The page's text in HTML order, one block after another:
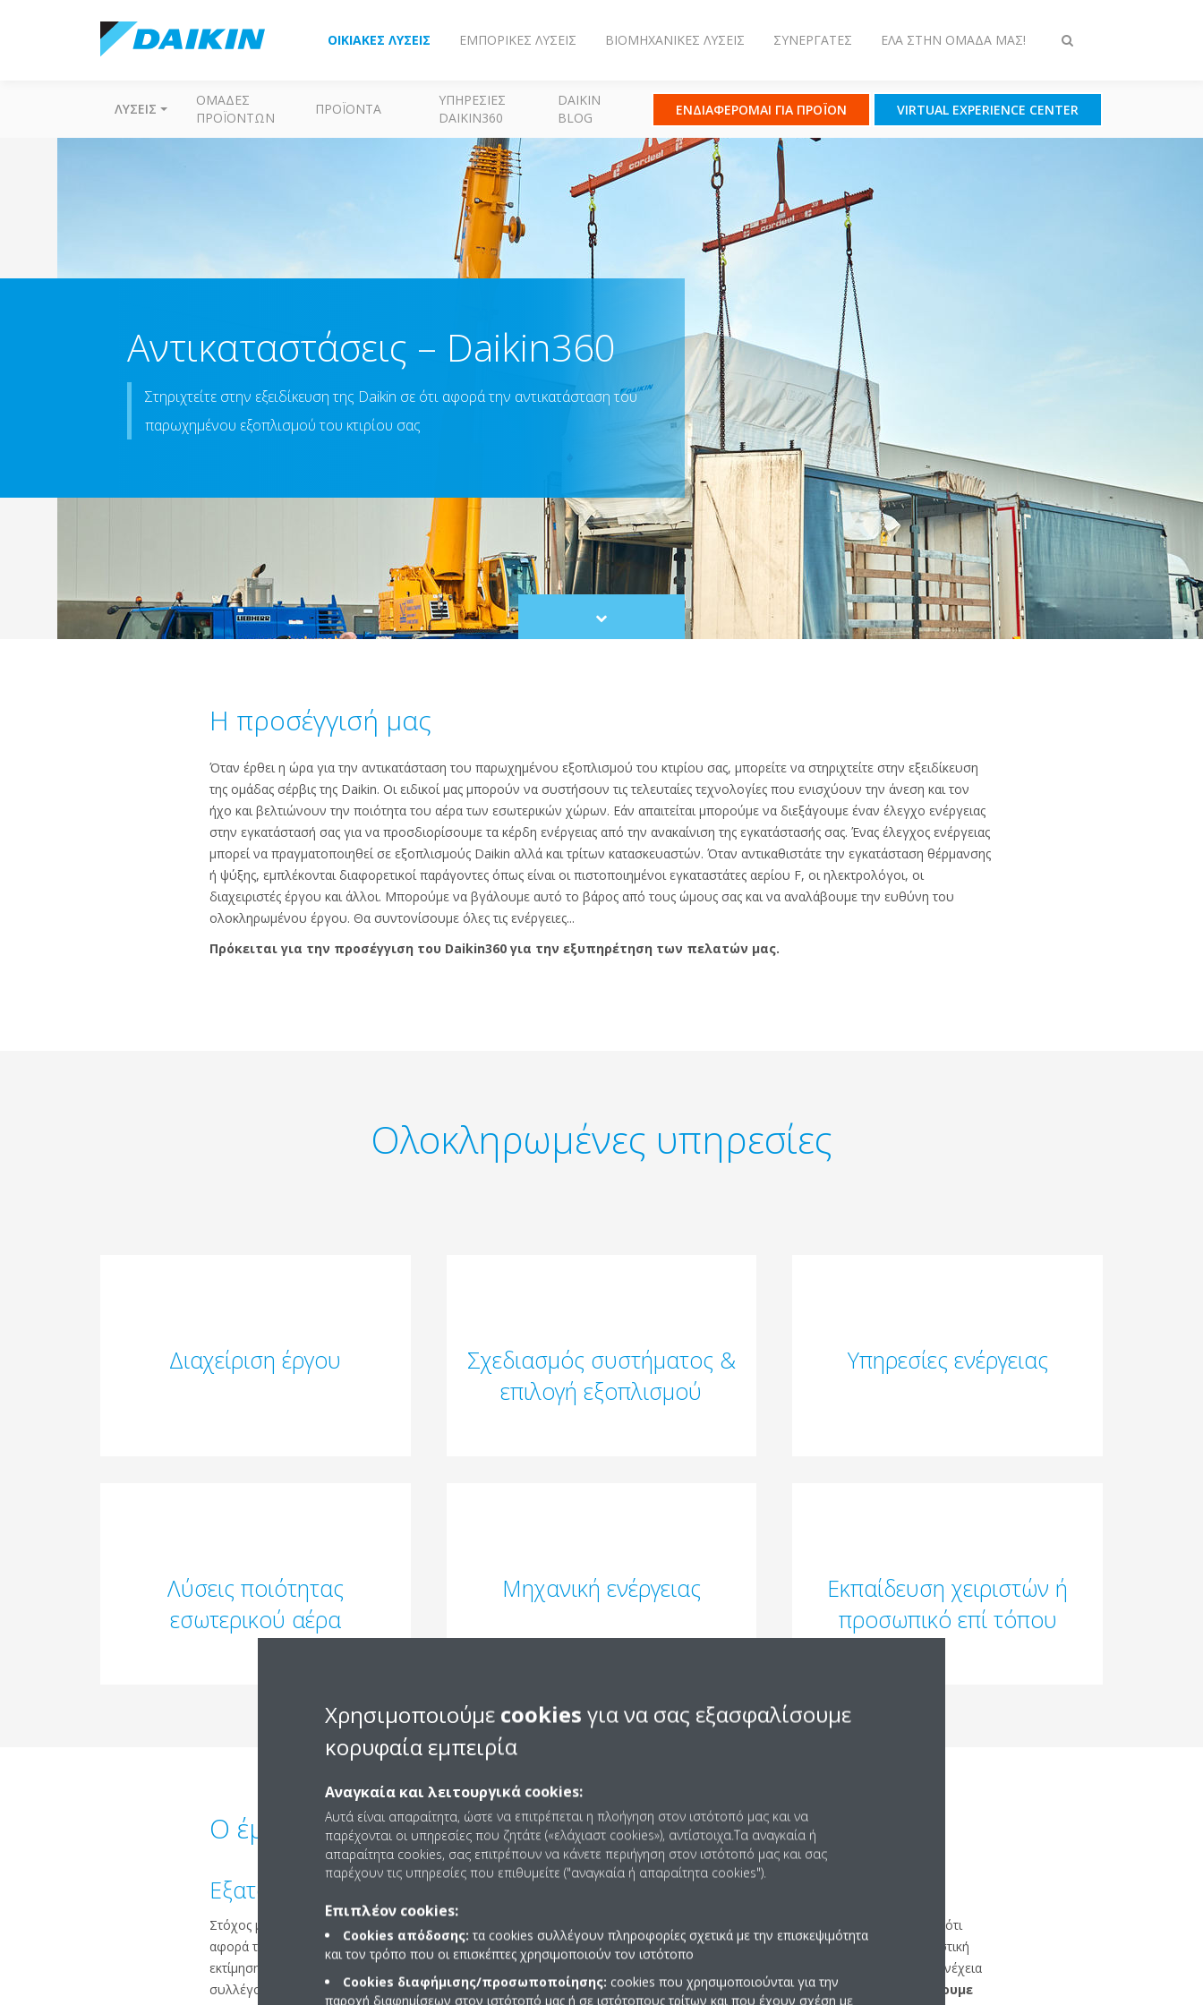
Εναλλαγή
ΟΙΚΙΑΚΈΣ ΛΎΣΕΙΣ ΕΜΠΟΡΙΚΈΣ ΛΎΣΕΙΣ ΒΙΟΜΗΧΑΝΙΚΈΣ ΛΎΣΕΙΣ ΣΥΝΕΡΓΆΤΕΣ ΈΛΑ ΣΤΗΝ ΟΜΆΔΑ ΜΑΣ!
ΛΎΣΕΙΣ
ΟΜΆΔΕΣ
ΠΡΟΪΌΝΤΩΝ
ΠΡΟΪΌΝΤΑ
ΥΠΗΡΕΣΊΕΣ
DAIKIN360
DAIKIN
BLOG
ΕΝΔΙΑΦΕΡΟΜΑΙ ΓΙΑ ΠΡΟΪΟΝ VIRTUAL EXPERIENCE CENTER
Αντικαταστάσεις – Daikin360
Στηριχτείτε στην εξειδίκευση της Daikin σε ότι αφορά την αντικατάσταση του
παρωχημένου εξοπλισμού του κτιρίου σας
Scroll
to
Η προσέγγισή μας
Όταν έρθει η ώρα για την αντικατάσταση του παρωχημένου εξοπλισμού του κτιρίου σας, μπορείτε να στηριχτείτε στην εξειδίκευση
της ομάδας σέρβις της Daikin. Οι ειδικοί μας μπορούν να συστήσουν τις τελευταίες τεχνολογίες που ενισχύουν την άνεση και τον
ήχο και βελτιώνουν την ποιότητα του αέρα των εσωτερικών χώρων. Εάν απαιτείται μπορούμε να διεξάγουμε έναν έλεγχο ενέργειας
στην εγκατάστασή σας για να προσδιορίσουμε τα κέρδη ενέργειας από την ανακαίνιση της εγκατάστασής σας. Ένας έλεγχος ενέργειας
μπορεί να πραγματοποιηθεί σε εξοπλισμούς Daikin αλλά και τρίτων κατασκευαστών. Όταν αντικαθιστάτε την εγκατάσταση θέρμανσης
ή ψύξης, εμπλέκονται διαφορετικοί παράγοντες όπως είναι οι πιστοποιημένοι εγκαταστάτες αερίου F, οι ηλεκτρολόγοι, οι
διαχειριστές έργου και άλλοι. Μπορούμε να βγάλουμε αυτό το βάρος από τους ώμους σας και να αναλάβουμε την ευθύνη του
ολοκληρωμένου έργου. Θα συντονίσουμε όλες τις ενέργειες...
Πρόκειται για την προσέγγιση του Daikin360 για την εξυπηρέτηση των πελατών μας.
Ολοκληρωμένες υπηρεσίες
Διαχείριση έργου
Σχεδιασμός συστήματος &
επιλογή εξοπλισμού
Υπηρεσίες ενέργειας
Λύσεις ποιότητας
εσωτερικού αέρα
Μηχανική ενέργειας
Εκπαίδευση χειριστών ή
προσωπικό επί τόπου
Ο έμπιστός σας σύμβουλος
Εξατομικευμένη προσέγγιση
Στόχος μας είναι να εξοικονομήσουμε τα χρήματα των πελατών μας.
Ξεκινάμε κατανοώντας τις ειδικές σας ανάγκες σε ότι
αφορά την ψύξη, τη θέρμανση αλλά και την βιωσιμότητα ή τη διαχείριση κινδύνων. Παράλληλα πραγματοποιούμε μια σχολαστική
εκτίμηση για την αξιολόγηση της κατάστασης του υφιστάμενου εξοπλισμού σας και των τοποθετημένων συστημάτων. Στη συνέχεια
συλλέγουμε τα δεδομένα και προτείνουμε μια λύση που να ανταποκρίνεται στους στόχους σας.Αφότου πραγματοποιήσουμε
Χρησιμοποιούμε cookies για να σας εξασφαλίσουμε
κορυφαία εμπειρία
Αναγκαία και λειτουργικά cookies:
Αυτά είναι απαραίτητα, ώστε να επιτρέπεται η πλοήγηση στον ιστότοπό μας και να
παρέχονται οι υπηρεσίες που ζητάτε («ελάχιαστ cookies»), αντίστοιχα.Τα αναγκαία ή
απαραίτητα cookies, σας επιτρέπουν να κάνετε περιήγηση στον ιστότοπό μας και σας
παρέχουν τις υπηρεσίες που επιθυμείτε ("αναγκαία ή απαραίτητα cookies").
Επιπλέον cookies:
Cookies απόδοσης: τα cookies συλλέγουν πληροφορίες σχετικά με την επισκεψιμότητα
και τον τρόπο που οι επισκέπτες χρησιμοποιούν τον ιστότοπο
Cookies διαφήμισης/προσωποποίησης: cookies που χρησιμοποιούνται για την
παροχή διαφημίσεων στον ιστότοπό μας ή σε ιστότοπους τρίτων και που έχουν σχέση με